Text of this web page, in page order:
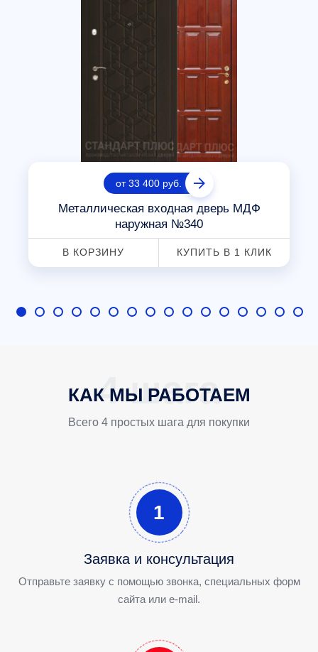
от 33 400 руб.
Металлическая входная дверь МДФ
наружная №340
В КОРЗИНУ КУПИТЬ В 1 КЛИК
КАК МЫ РАБОТАЕМ
Всего 4 простых шага для покупки
1
Заявка и консультация
Отправьте заявку с помощью звонка, специальных форм
сайта или e-mail.